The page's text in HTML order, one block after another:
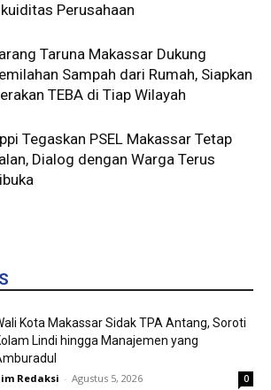
Perusahaan
Taruna Makassar Dukung
Sampah dari Rumah, Siapkan
TEBA di Tiap Wilayah
Tegaskan PSEL Makassar Tetap
Dialog dengan Warga Terus
Kota Makassar Sidak TPA Antang, Soroti
Lindi hingga Manajemen yang
Redaksi - Agustus 5, 2026 0